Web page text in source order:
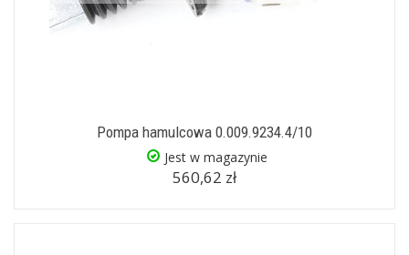
Pompa hamulcowa 0.009.9234.4/10
Jest w magazynie
560,62 zł